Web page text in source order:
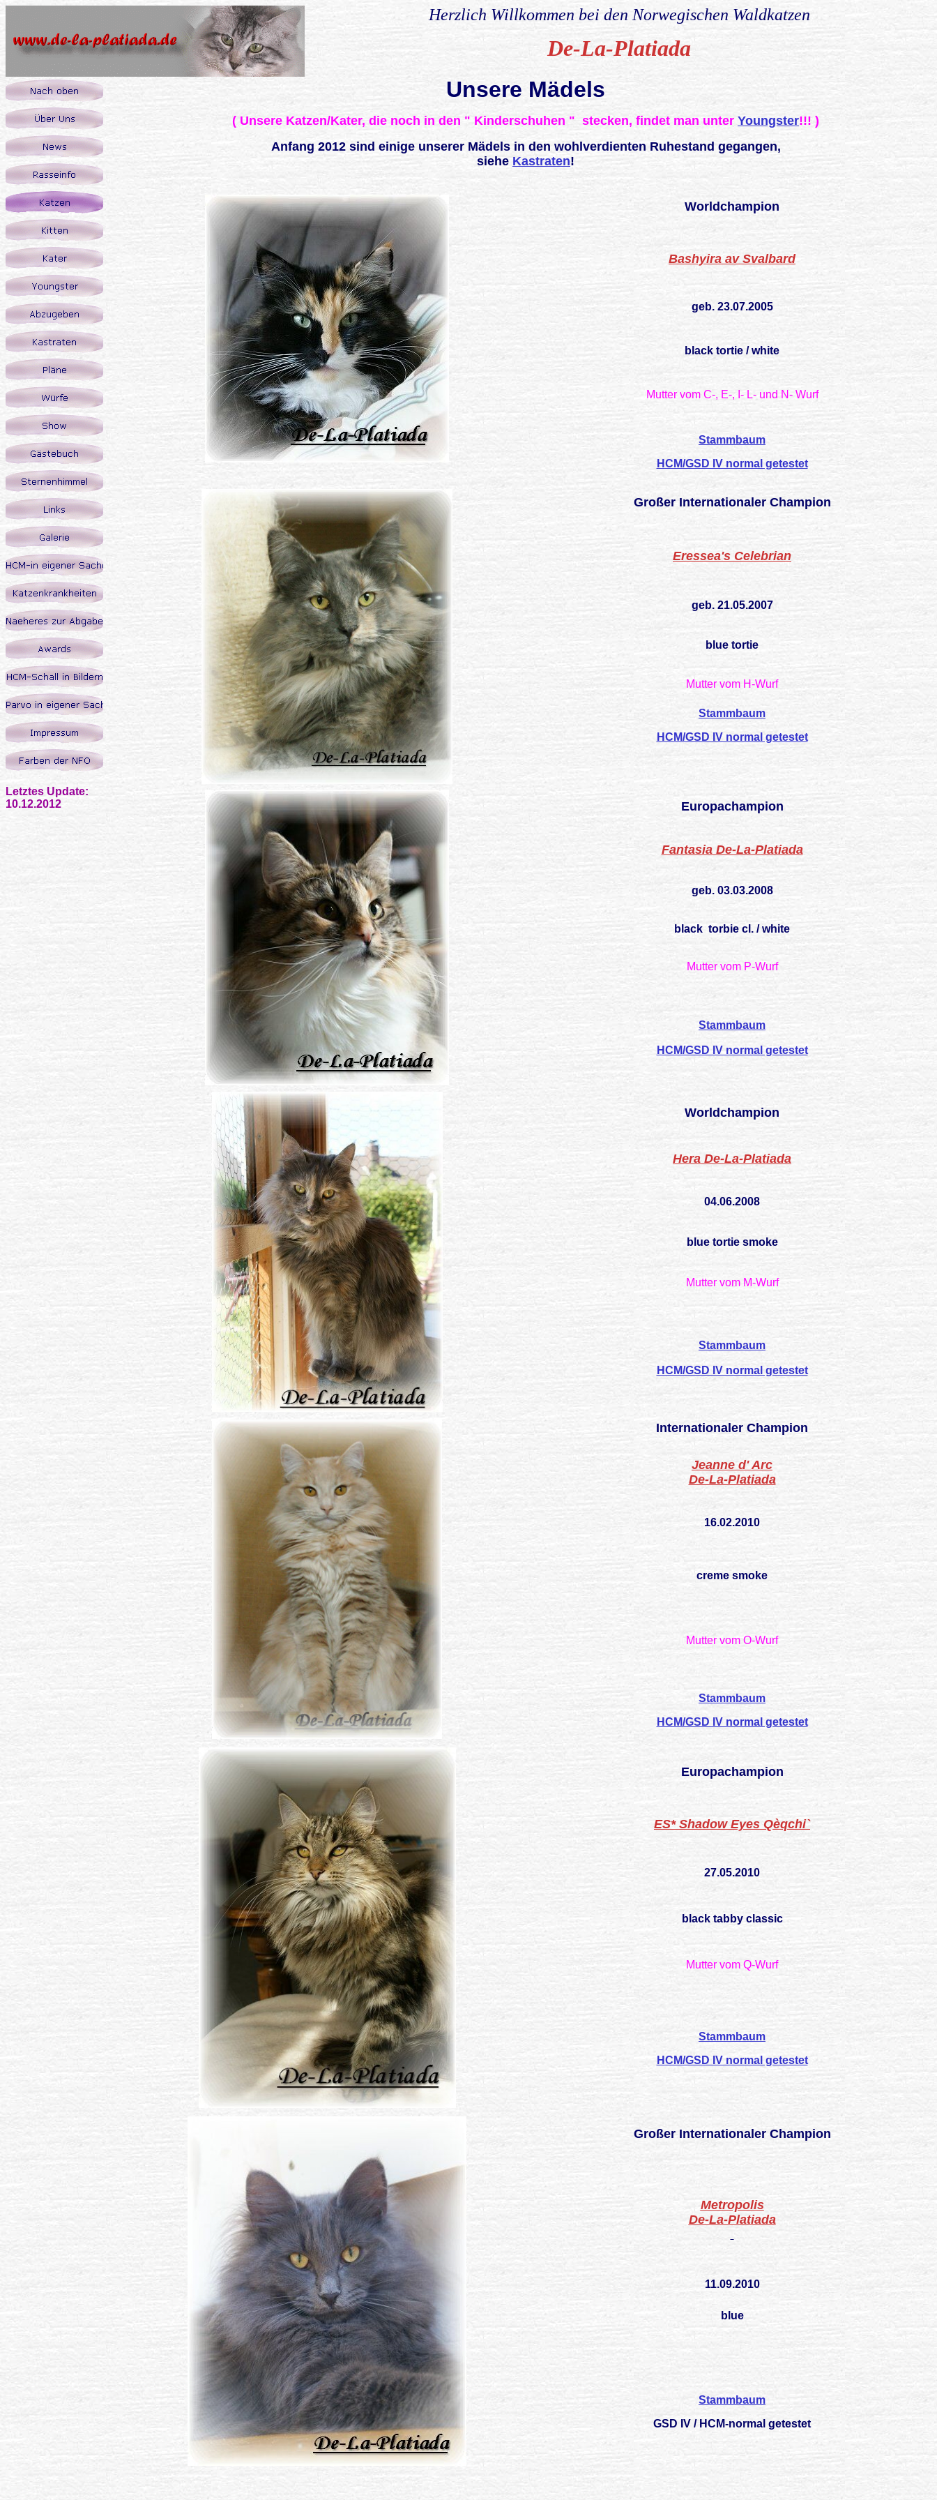
Herzlich Willkommen bei den Norwegischen Waldkatzen
De-La-Platiada
Letztes Update:
10.12.2012
Unsere Mädels
( Unsere Katzen/Kater, die noch in den " Kinderschuhen " stecken, findet man unter Youngster!!! )
Anfang 2012 sind einige unserer Mädels in den wohlverdienten Ruhestand gegangen,
siehe Kastraten!
Worldchampion
Bashyira av Svalbard
geb. 23.07.2005
black tortie / white
Mutter vom C-, E-, I- L- und N- Wurf
Stammbaum
HCM/GSD IV normal getestet
Großer Internationaler Champion
Eressea's Celebrian
geb. 21.05.2007
blue tortie
Mutter vom H-Wurf
Stammbaum
HCM/GSD IV normal getestet
Europachampion
Fantasia De-La-Platiada
geb. 03.03.2008
black torbie cl. / white
Mutter vom P-Wurf
Stammbaum
HCM/GSD IV normal getestet
Worldchampion
Hera De-La-Platiada
04.06.2008
blue tortie smoke
Mutter vom M-Wurf
Stammbaum
HCM/GSD IV normal getestet
Internationaler Champion
Jeanne d' Arc
De-La-Platiada
16.02.2010
creme smoke
Mutter vom O-Wurf
Stammbaum
HCM/GSD IV normal getestet
Europachampion
ES* Shadow Eyes Qèqchi`
27.05.2010
black tabby classic
Mutter vom Q-Wurf
Stammbaum
HCM/GSD IV normal getestet
Großer Internationaler Champion
Metropolis
De-La-Platiada
11.09.2010
blue
Stammbaum
GSD IV / HCM-normal getestet